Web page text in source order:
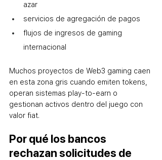
azar
servicios de agregación de pagos
flujos de ingresos de gaming
internacional
Muchos proyectos de Web3 gaming caen
en esta zona gris cuando emiten tokens,
operan sistemas play-to-earn o
gestionan activos dentro del juego con
valor fiat.
Por qué los bancos
rechazan solicitudes de